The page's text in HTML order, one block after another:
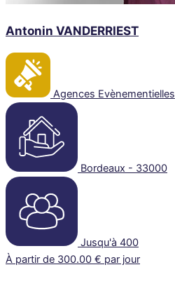
Antonin VANDERRIEST
Agences Evènementielles
Bordeaux - 33000
Jusqu'à 400
À partir de 300.00 € par jour